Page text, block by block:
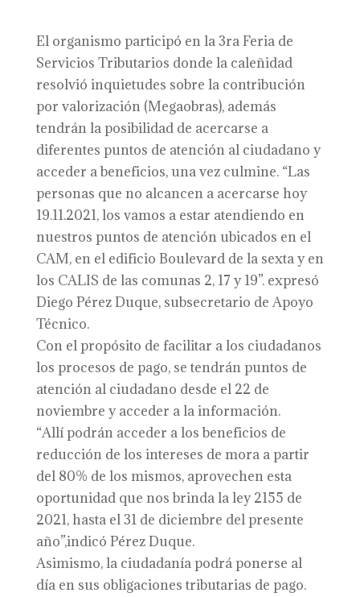
El organismo participó en la 3ra Feria de
Servicios Tributarios donde la caleñidad
resolvió inquietudes sobre la contribución
por valorización (Megaobras), además
tendrán la posibilidad de acercarse a
diferentes puntos de atención al ciudadano y
acceder a beneficios, una vez culmine. “Las
personas que no alcancen a acercarse hoy
19.11.2021, los vamos a estar atendiendo en
nuestros puntos de atención ubicados en el
CAM, en el edificio Boulevard de la sexta y en
los CALIS de las comunas 2, 17 y 19”. expresó
Diego Pérez Duque, subsecretario de Apoyo
Técnico.
Con el propósito de facilitar a los ciudadanos
los procesos de pago, se tendrán puntos de
atención al ciudadano desde el 22 de
noviembre y acceder a la información.
“Allí podrán acceder a los beneficios de
reducción de los intereses de mora a partir
del 80% de los mismos, aprovechen esta
oportunidad que nos brinda la ley 2155 de
2021, hasta el 31 de diciembre del presente
año”,indicó Pérez Duque.
Asimismo, la ciudadanía podrá ponerse al
día en sus obligaciones tributarias de pago.